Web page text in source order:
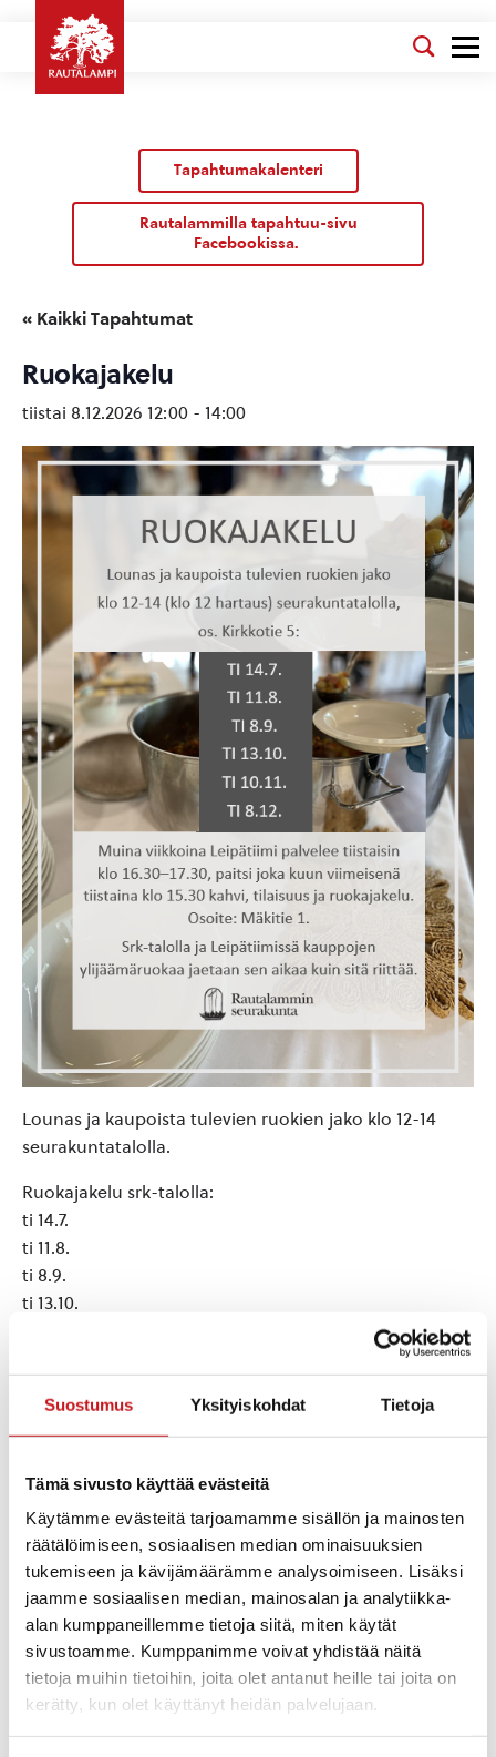
Suostumus Yksityiskohdat Tietoja
Tämä sivusto käyttää evästeitä
Käytämme evästeitä tarjoamamme sisällön ja mainosten
räätälöimiseen, sosiaalisen median ominaisuuksien
tukemiseen ja kävijämäärämme analysoimiseen. Lisäksi
jaamme sosiaalisen median, mainosalan ja analytiikka-
alan kumppaneillemme tietoja siitä, miten käytät
sivustoamme. Kumppanimme voivat yhdistää näitä
tietoja muihin tietoihin, joita olet antanut heille tai joita on
kerätty, kun olet käyttänyt heidän palvelujaan.
Tapahtumakalenteri
Rautalammilla tapahtuu-sivu
Facebookissa.
« Kaikki Tapahtumat
Ruokajakelu
tiistai 8.12.2026 12:00 - 14:00
Lounas ja kaupoista tulevien ruokien jako klo 12-14
seurakuntatalolla.
Ruokajakelu srk-talolla:
ti 14.7.
ti 11.8.
ti 8.9.
ti 13.10.
Muina viikkoina Leipätiimi palvelee tiistaisin klo 16.30-
17.30, paitsi joka kuun viimeisenä tiistaina klo 15.30
ylijäämäruokaa jaetaan sen aikaa kuin sitä riittää.
Lisää kalenteriin